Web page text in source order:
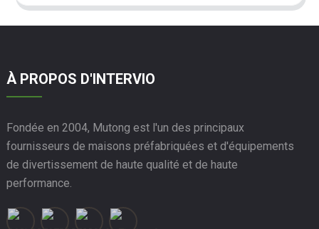
À PROPOS D'INTERVIO
Fondée en 2004, Mutong est l'un des principaux
fournisseurs de maisons préfabriquées et d'équipements
de divertissement de haute qualité et de haute
performance.